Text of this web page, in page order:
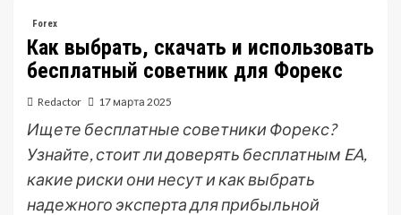
Forex
Как выбрать, скачать и использовать
бесплатный советник для Форекс
Redactor 17 марта 2025
Ищете бесплатные советники Форекс?
Узнайте, стоит ли доверять бесплатным EA,
какие риски они несут и как выбрать
надежного эксперта для прибыльной